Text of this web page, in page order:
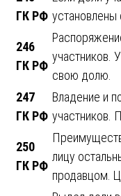
ГК РФ
246
ГК РФ
участников.
свою долю.
247
ГК РФ
Владение и
участников.
250
ГК РФ
лицу
продавцом.